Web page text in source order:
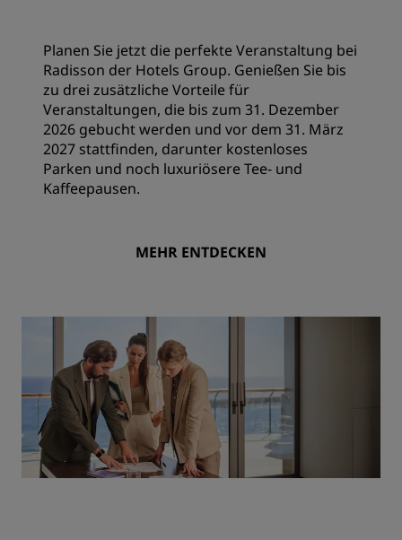
Planen Sie jetzt die perfekte Veranstaltung bei
Radisson der Hotels Group. Genießen Sie bis
zu drei zusätzliche Vorteile für
Veranstaltungen, die bis zum 31. Dezember
2026 gebucht werden und vor dem 31. März
2027 stattfinden, darunter kostenloses
Parken und noch luxuriösere Tee- und
Kaffeepausen.
MEHR ENTDECKEN